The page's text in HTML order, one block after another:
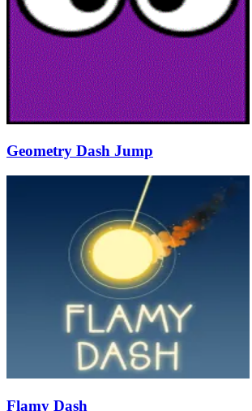
Geometry Dash Jump
Flamy Dash